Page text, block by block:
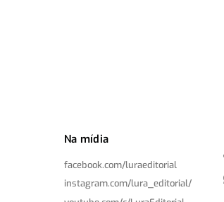
Na mídia
facebook.com/luraeditorial
instagram.com/lura_editorial/